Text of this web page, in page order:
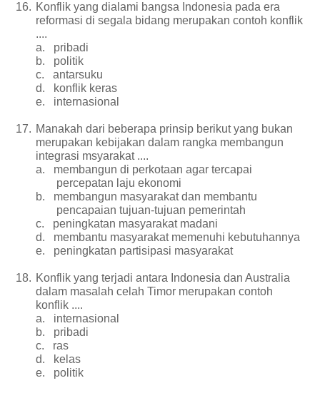
16. Konflik yang dialami bangsa Indonesia pada era
reformasi di segala bidang merupakan contoh konflik
....
a.
pribadi
b.
politik
c.
antarsuku
d.
konflik keras
e.
internasional
17. Manakah dari beberapa prinsip berikut yang bukan
merupakan kebijakan dalam rangka membangun
integrasi msyarakat ....
a.
membangun di perkotaan agar tercapai
percepatan laju ekonomi
b.
membangun masyarakat dan membantu
pencapaian tujuan-tujuan pemerintah
c.
peningkatan masyarakat madani
d.
membantu masyarakat memenuhi kebutuhannya
e.
peningkatan partisipasi masyarakat
18. Konflik yang terjadi antara Indonesia dan Australia
dalam masalah celah Timor merupakan contoh
konflik ....
a.
internasional
b.
pribadi
c.
ras
d.
kelas
e.
politik